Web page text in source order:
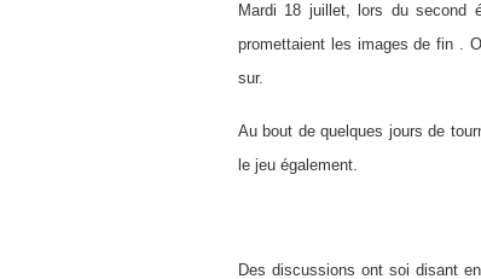
Mardi 18 juillet, lors du second
promettaient les images de fin .
sur.
Au bout de quelques jours de
le jeu également.
Des discussions ont soi disant